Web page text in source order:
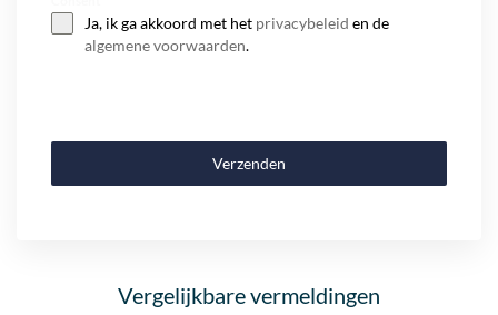
Ja, ik ga akkoord met het privacybeleid en de
algemene voorwaarden.
Verzenden
Vergelijkbare vermeldingen